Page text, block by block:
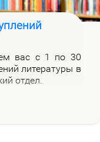
вас с 1 по 30
ли­те­ра­ту­ры в
от­дел.